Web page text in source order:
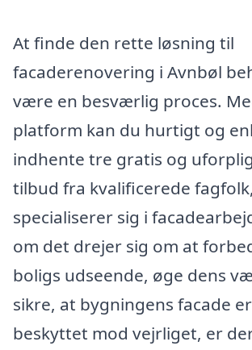
At finde den rette løsning til
facaderenovering i Avnbøl
være en besværlig proces.
platform kan du hurtigt og
indhente tre gratis og
tilbud fra kvalificerede
specialiserer sig i
om det drejer sig om at
boligs udseende, øge dens
sikre, at bygningens facade
beskyttet mod vejrliget, er